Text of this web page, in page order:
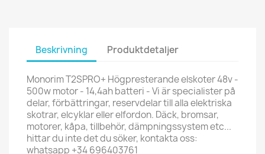
Beskrivning Produktdetaljer
Monorim T2SPRO+ Högpresterande elskoter 48v -
500w motor - 14,4ah batteri - Vi är specialister på
delar, förbättringar, reservdelar till alla elektriska
skotrar, elcyklar eller elfordon. Däck, bromsar,
motorer, kåpa, tillbehör, dämpningssystem etc...
hittar du inte det du söker, kontakta oss:
whatsapp +34 696403761